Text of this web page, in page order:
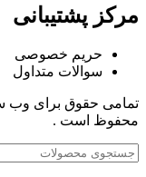
مرکز پشتیبانی
حریم خصوصی
سوالات متداول
تمامی حقوق برای وب
محفوظ است .